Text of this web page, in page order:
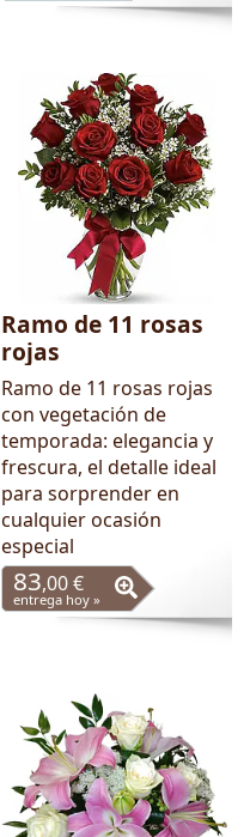
Ramo de 11 rosas
rojas
Ramo de 11 rosas rojas
con vegetación de
temporada: elegancia y
frescura, el detalle ideal
para sorprender en
cualquier ocasión
especial
83,00 €
entrega hoy »